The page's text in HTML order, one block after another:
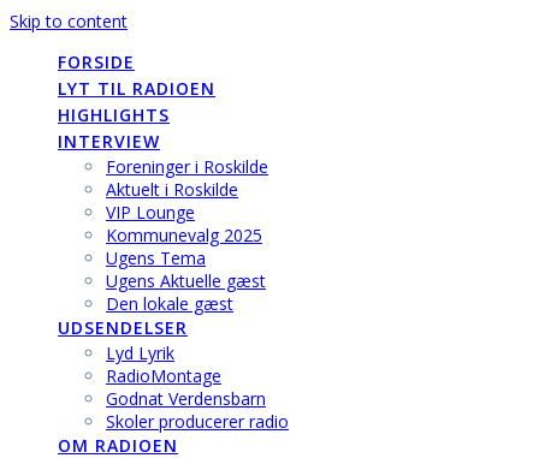
Skip to content
FORSIDE
LYT TIL RADIOEN
HIGHLIGHTS
INTERVIEW
Foreninger i Roskilde
Aktuelt i Roskilde
VIP Lounge
Kommunevalg 2025
Ugens Tema
Ugens Aktuelle gæst
Den lokale gæst
UDSENDELSER
Lyd Lyrik
RadioMontage
Godnat Verdensbarn
Skoler producerer radio
OM RADIOEN